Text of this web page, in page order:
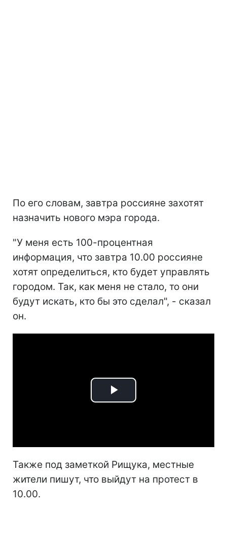
По его словам, завтра россияне захотят
назначить нового мэра города.
"У меня есть 100-процентная
информация, что завтра 10.00 россияне
хотят определиться, кто будет управлять
городом. Так, как меня не стало, то они
будут искать, кто бы это сделал", - сказал
он.
Play
Также под заметкой Рищука, местные
жители пишут, что выйдут на протест в
10.00.